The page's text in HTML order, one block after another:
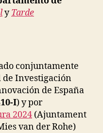
yTarde
conjuntamente
de Investigación
de España
I) y por
2024 (Ajuntament
van der Rohe)